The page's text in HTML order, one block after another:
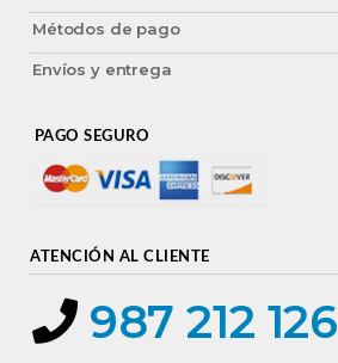
Métodos de pago
Envíos y entrega
PAGO SEGURO
ATENCIÓN AL CLIENTE
987 212 126